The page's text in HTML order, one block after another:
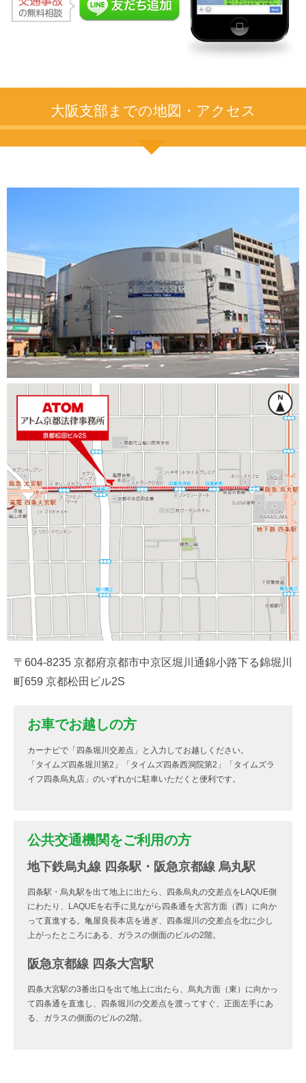
大阪支部までの地図・アクセス
〒604-8235 京都府京都市中京区堀川通錦小路下る錦堀川
町659 京都松田ビル2S
お車でお越しの方
カーナビで「四条堀川交差点」と入力してお越しください。
「タイムズ四条堀川第2」「タイムズ四条西洞院第2」「タイムズラ
イフ四条烏丸店」のいずれかに駐車いただくと便利です。
公共交通機関をご利用の方
地下鉄烏丸線 四条駅・阪急京都線 烏丸駅
四条駅・烏丸駅を出て地上に出たら、四条烏丸の交差点をLAQUE側
にわたり、LAQUEを右手に見ながら四条通を大宮方面（西）に向か
って直進する。亀屋良長本店を過ぎ、四条堀川の交差点を北に少し
上がったところにある、ガラスの側面のビルの2階。
阪急京都線 四条大宮駅
四条大宮駅の3番出口を出て地上に出たら、烏丸方面（東）に向かっ
て四条通を直進し、四条堀川の交差点を渡ってすぐ、正面左手にあ
る、ガラスの側面のビルの2階。